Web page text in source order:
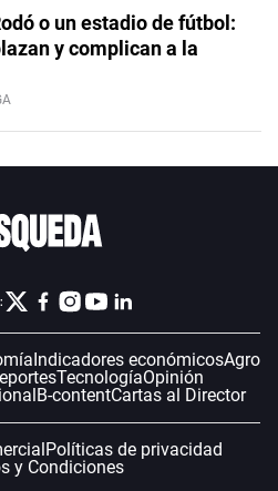
o un estadio de fútbol:
y complican a la
Indicadores económicosAgro
TecnologíaOpinión
B-contentCartas al Director
Políticas de privacidad
y Condiciones